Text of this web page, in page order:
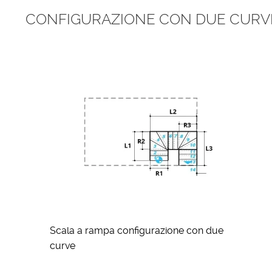
CONFIGURAZIONE CON DUE
Scala a rampa configurazione con due
curve